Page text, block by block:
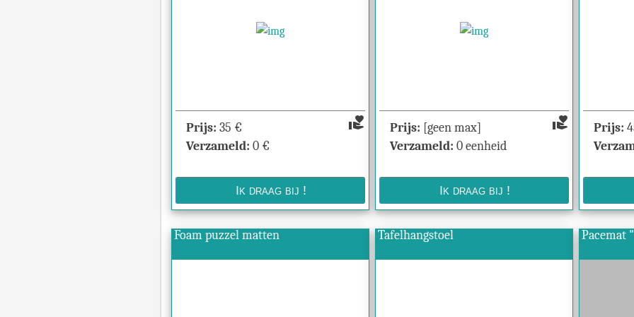
volunteer_activism
Prijs: 35 €
Verzameld: 0 €
volunteer_activism
Prijs: [geen max]
Verzameld: 0 eenheid
Prijs:
Foam puzzel matten Tafelhangstoel Pacemat